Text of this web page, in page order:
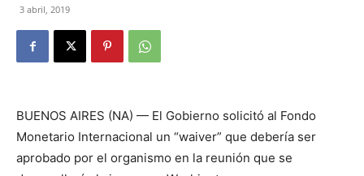
3 abril, 2019
BUENOS AIRES (NA) — El Gobierno solicitó al Fondo
Monetario Internacional un “waiver” que debería ser
aprobado por el organismo en la reunión que se